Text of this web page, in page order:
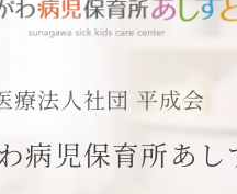
療法人社団 平成会
病児保育所あし